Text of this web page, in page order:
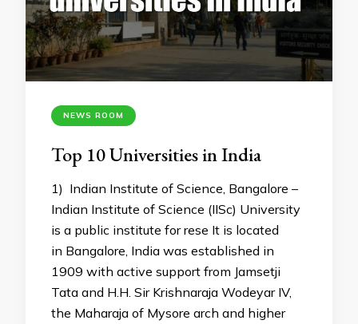
NEWS ROOM
Top 10 Universities in India
1) Indian Institute of Science, Bangalore –
Indian Institute of Science (IISc) University
is a public institute for rese It is located
in Bangalore, India was established in
1909 with active support from Jamsetji
Tata and H.H. Sir Krishnaraja Wodeyar IV,
the Maharaja of Mysore arch and higher